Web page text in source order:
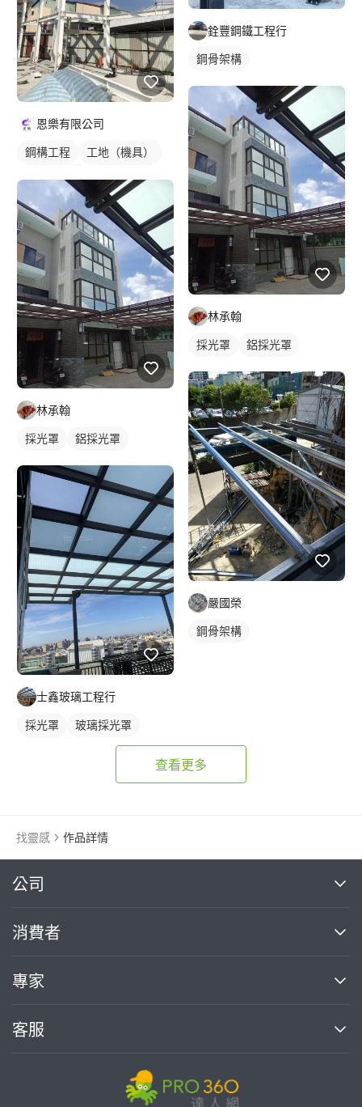
恩樂有限公司
鋼構工程
工地（機具）
林承翰
採光罩 鋁採光罩
士鑫玻璃工程行
採光罩
玻璃採光罩
銓豐鋼鐵工程行
鋼骨架構
林承翰
採光罩 鋁採光罩
嚴國榮
鋼骨架構
查看更多
找靈感 作品詳情
公司
關於我們
部落格
加入我們
消費者
買服務
熱門服務
專家
案件中心
客服
繼續完成